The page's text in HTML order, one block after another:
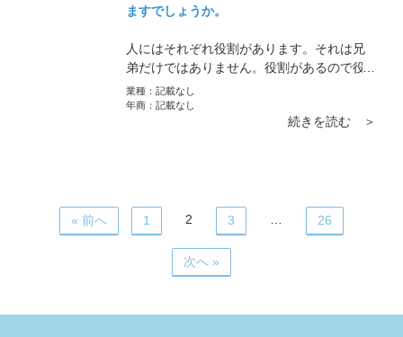
ますでしょうか。
人にはそれぞれ役割があります。それは兄
弟だけではありません。役割があるので役
員なのです。自分がいない時に経営的判断
ができる人、社員に対して厳しく言ってく
れる人、緩衝材の役割になってくれる人…
業種： 記載なし
年商： 記載なし
続きを読む ＞
« 前へ 1 2 3 26
次へ »